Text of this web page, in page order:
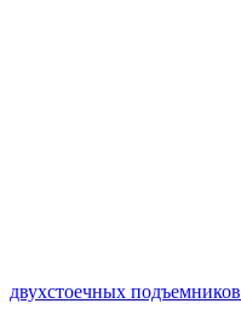
двухстоечных подъемников